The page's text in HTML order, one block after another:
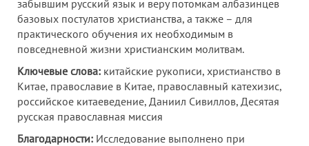
забывшим русский язык и веру потомкам албазинцев
базовых постулатов христианства, а также – для
практического обучения их необходимым в
повседневной жизни христианским молитвам.
Ключевые слова: китайские рукописи, христианство в
Китае, православие в Китае, православный катехизис,
российское китаеведение, Даниил Сивиллов, Десятая
русская православная миссия
Благодарности: Исследование выполнено при